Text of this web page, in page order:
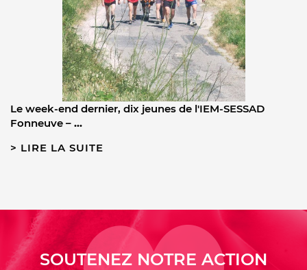
Le week-end dernier, dix jeunes de l'IEM-SESSAD
Fonneuve – …
LIRE LA SUITE
SOUTENEZ NOTRE ACTION